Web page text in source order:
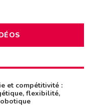
et compétitivité :
flexibilité,